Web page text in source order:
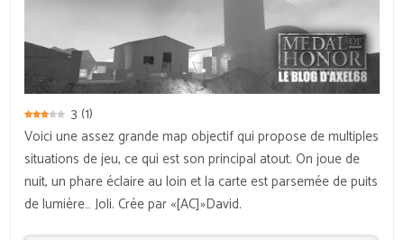
3 (1)
Voici une assez grande map objectif qui propose de multiples
situations de jeu, ce qui est son principal atout. On joue de
nuit, un phare éclaire au loin et la carte est parsemée de puits
de lumière… Joli. Crée par «[AC]»David.